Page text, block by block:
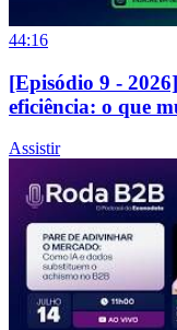
44:16
[Episódio 9 -
eficiência: o que
Assistir